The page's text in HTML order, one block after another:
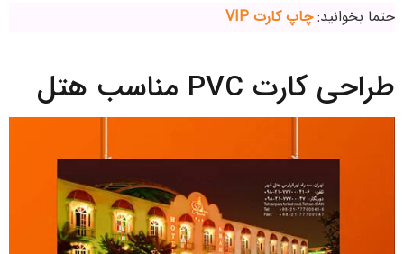
حتما بخوانید:چاپ کارت VIP
طراحی کارت PVC مناسب هتل